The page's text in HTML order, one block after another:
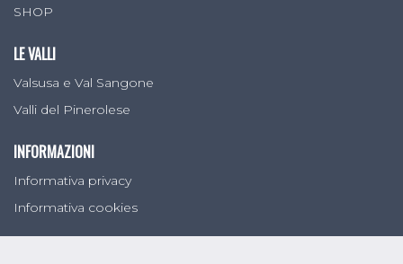
SHOP
LE VALLI
Valsusa e Val Sangone
Valli del Pinerolese
INFORMAZIONI
Informativa privacy
Informativa cookies